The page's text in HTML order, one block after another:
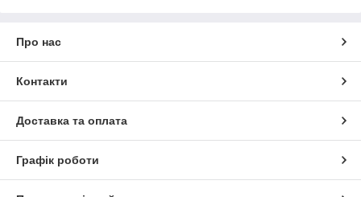
Про нас
Контакти
Доставка та оплата
Графік роботи